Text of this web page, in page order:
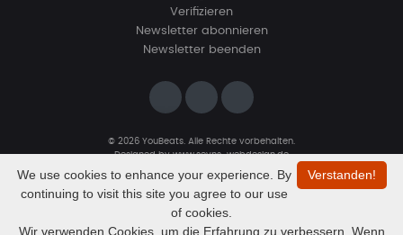
Verifizieren
Newsletter abonnieren
Newsletter beenden
© 2026 YouBeats. Alle Rechte vorbehalten.
Designed bywww.sevns-webdesign.de
Verstanden!
We use cookies to enhance your experience. By
continuing to visit this site you agree to our use
of cookies.
Wir verwenden Cookies, um die Erfahrung zu verbessern. Wenn